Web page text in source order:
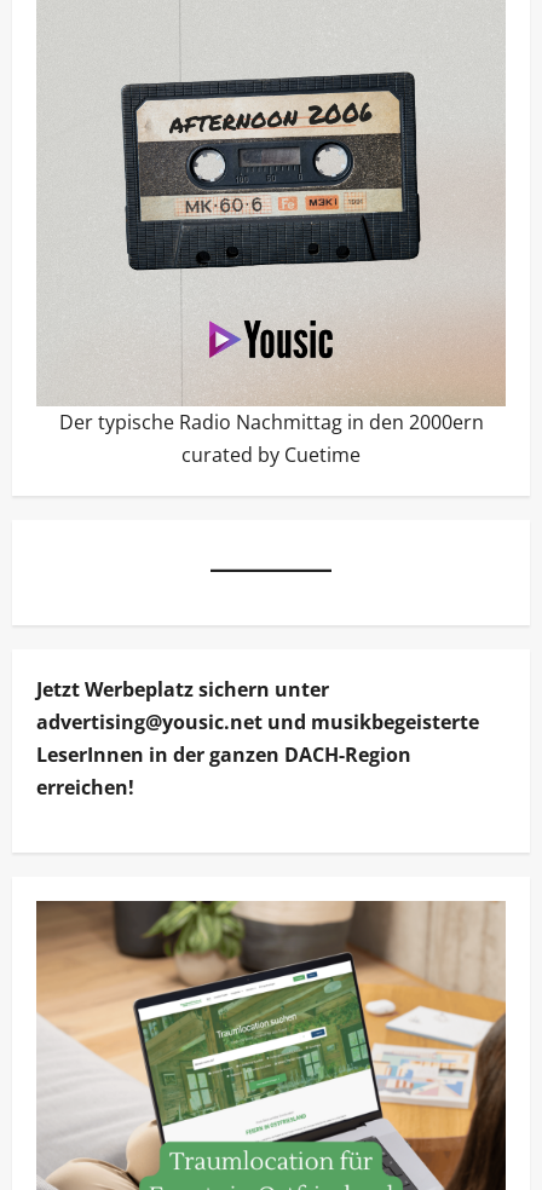
Der typische Radio Nachmittag in den 2000ern
curated by Cuetime
Jetzt Werbeplatz sichern unter
advertising@yousic.net und musikbegeisterte
LeserInnen in der ganzen DACH-Region
erreichen!